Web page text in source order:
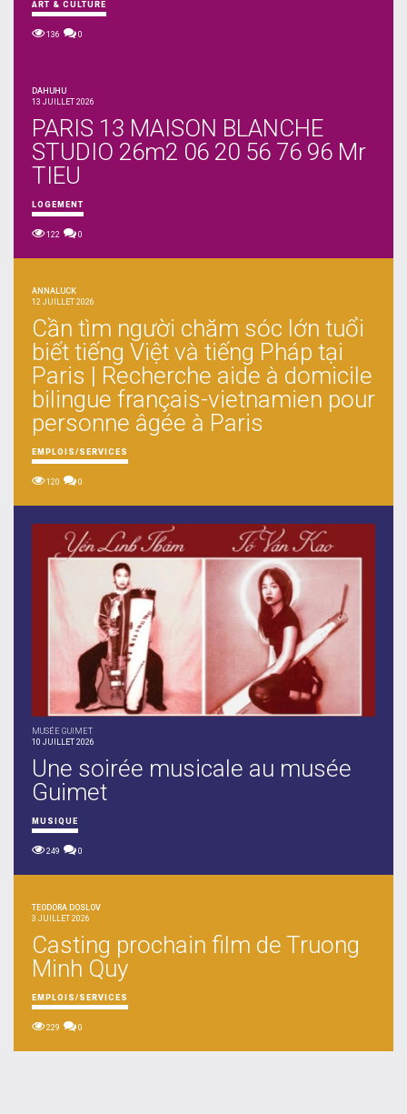
ART & CULTURE
136 0
DAHUHU
13 JUILLET 2026
PARIS 13 MAISON BLANCHE
STUDIO 26m2 06 20 56 76 96 Mr
TIEU
LOGEMENT
122 0
ANNALUCK
12 JUILLET 2026
Cần tìm người chăm sóc lớn tuổi
biết tiếng Việt và tiếng Pháp tại
Paris | Recherche aide à domicile
bilingue français-vietnamien pour
personne âgée à Paris
EMPLOIS/SERVICES
120 0
MUSÉE GUIMET
10 JUILLET 2026
Une soirée musicale au musée
Guimet
MUSIQUE
249 0
TEODORA DOSLOV
3 JUILLET 2026
Casting prochain film de Truong
Minh Quy
EMPLOIS/SERVICES
229 0